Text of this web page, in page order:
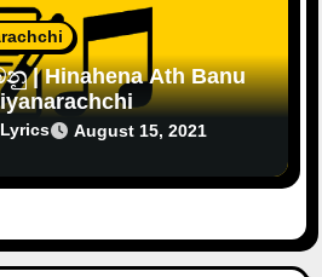
Banu
August 15, 2021